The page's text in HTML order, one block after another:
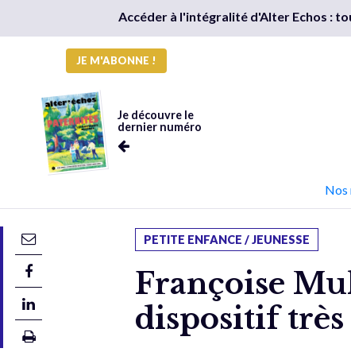
Accéder à l'intégralité d'Alter Echos :
JE M'ABONNE !
Je découvre le
dernier numéro
Nos
PETITE ENFANCE / JEUNESSE
Françoise
dispositif très